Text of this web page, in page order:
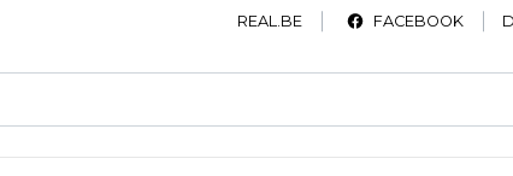
REAL.BE FACEBOOK